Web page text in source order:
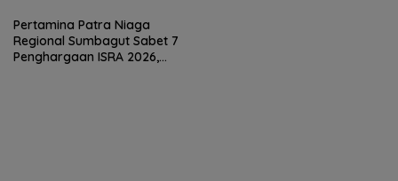
Pertamina Patra Niaga
Regional Sumbagut Sabet 7
Penghargaan ISRA 2026,